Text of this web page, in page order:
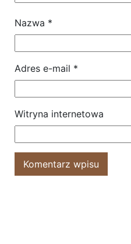
Nazwa *
Adres e-mail *
Witryna internetowa